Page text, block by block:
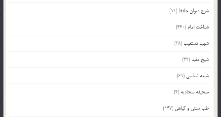
شرح دیوان حافظ (11)
شناخت امام (440)
شهید دستغیب(38)
شیخ مفید(42)
شیعه شناسی (69)
صحیفه سجادیه (4)
طب سنتی و گیاهی (147)